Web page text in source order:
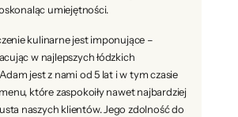
umiejętności.
kulinarne jest imponujące –
w najlepszych łódzkich
jest z nami od 5 lat i w tym czasie
które zaspokoiły nawet najbardziej
naszych klientów. Jego zdolność do